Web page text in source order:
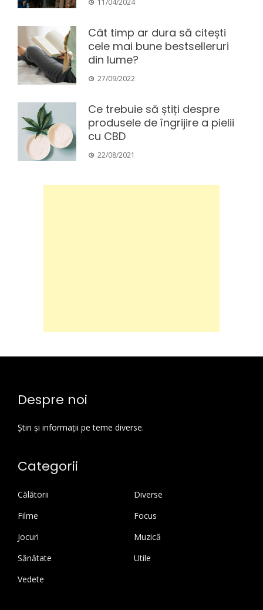
11/04/2024
Cât timp ar dura să citești
cele mai bune bestselleruri
din lume?
27/09/2022
Ce trebuie să știți despre
produsele de îngrijire a pielii
cu CBD
22/08/2021
Despre noi
Știri și informații pe teme diverse.
Categorii
Călătorii
Diverse
Filme
Focus
Jocuri
Muzică
Sănătate
Utile
Vedete